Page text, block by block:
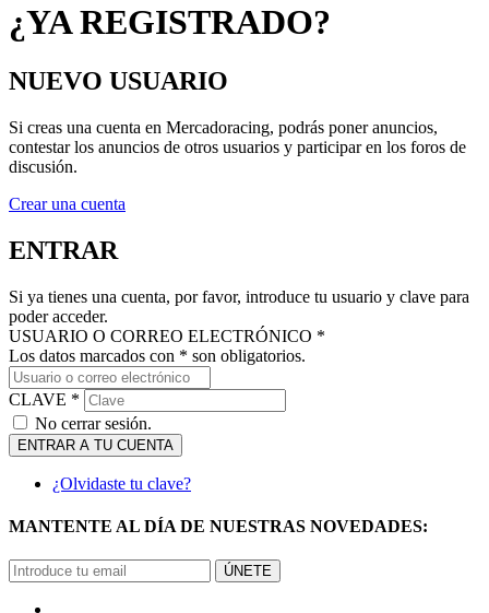
¿YA REGISTRADO?
NUEVO USUARIO
Si creas una cuenta en Mercadoracing, podrás poner anuncios,
contestar los anuncios de otros usuarios y participar en los foros de
discusión.
Crear una cuenta
ENTRAR
Si ya tienes una cuenta, por favor, introduce tu usuario y clave para
poder acceder.
USUARIO O CORREO ELECTRÓNICO *
Los datos marcados con * son obligatorios.
CLAVE *
No cerrar sesión.
ENTRAR A TU CUENTA
¿Olvidaste tu clave?
MANTENTE AL DÍA DE NUESTRAS NOVEDADES:
ÚNETE